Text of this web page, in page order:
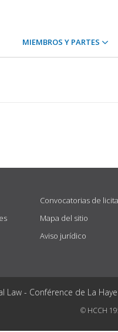
MIEMBROS Y PARTES
Convocatorias de
Mapa del sitio
Aviso jurídico
Law - Conférence de La
© HCCH